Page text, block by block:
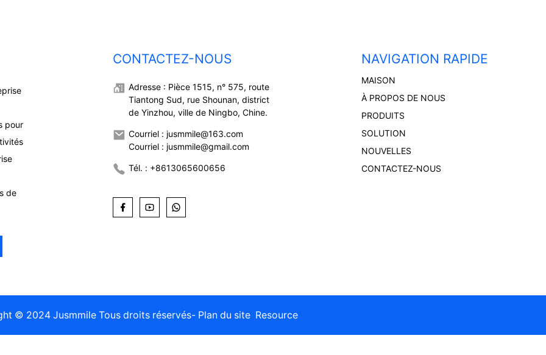
pour
de
CONTACTEZ-NOUS
Adresse : Pièce 1515, n° 575, route
Tiantong Sud, rue Shounan, district
de Yinzhou, ville de Ningbo, Chine.
Courriel : jusmmile@163.com
Courriel : jusmmile@gmail.com
Tél. : +8613065600656
NAVIGATION RAPIDE
MAISON
À PROPOS DE NOUS
PRODUITS
SOLUTION
NOUVELLES
CONTACTEZ-NOUS
© 2024 Jusmmile Tous droits réservés- Plan du site Resource